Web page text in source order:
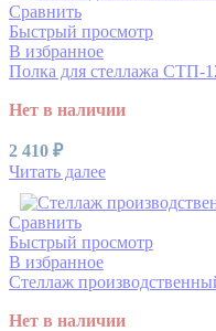
Сравнить
Быстрый просмотр
В избранное
Полка для стеллажа СТП-
Нет в наличии
2 410 ₽
Читать далее
Сравнить
Быстрый просмотр
В избранное
Стеллаж
Нет в наличии